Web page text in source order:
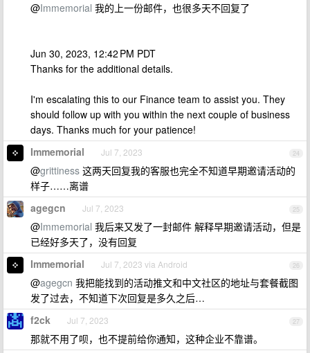
@Immemorial 我的上一份邮件，也很多天不回复了
Jun 30, 2023, 12:42 PM PDT
Thanks for the additional details.
I'm escalating this to our Finance team to assist you. They
should follow up with you within the next couple of business
days. Thanks much for your patience!
24
Immemorial Jul 7, 2023
@grittiness 这两天回复我的客服也完全不知道早期邀请活动的
样子……离谱
25
agegcn Jul 7, 2023
@Immemorial 我后来又发了一封邮件 解释早期邀请活动，但是
已经好多天了，没有回复
26
Immemorial Jul 7, 2023 via Android
@agegcn 我把能找到的活动推文和中文社区的地址与套餐截图
发了过去，不知道下次回复是多久之后…
27
f2ck Jul 7, 2023
那就不用了呗，也不提前给你通知，这种企业不靠谱。